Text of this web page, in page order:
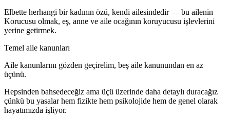
Elbette herhangi bir kadının özü, kendi ailesindedir — bu ailenin
Korucusu olmak, eş, anne ve aile ocağının koruyucusu işlevlerini
yerine getirmek.
Temel aile kanunları
Aile kanunlarını gözden geçirelim, beş aile kanunundan en az
üçünü.
Hepsinden bahsedeceğiz ama üçü üzerinde daha detaylı duracağız
çünkü bu yasalar hem fizikte hem psikolojide hem de genel olarak
hayatımızda işliyor.